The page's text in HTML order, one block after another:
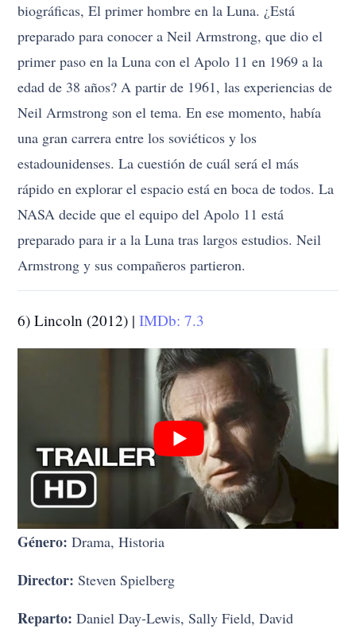
biográficas, El primer hombre en la Luna. ¿Está
preparado para conocer a Neil Armstrong, que dio el
primer paso en la Luna con el Apolo 11 en 1969 a la
edad de 38 años? A partir de 1961, las experiencias de
Neil Armstrong son el tema. En ese momento, había
una gran carrera entre los soviéticos y los
estadounidenses. La cuestión de cuál será el más
rápido en explorar el espacio está en boca de todos. La
NASA decide que el equipo del Apolo 11 está
preparado para ir a la Luna tras largos estudios. Neil
Armstrong y sus compañeros partieron.
6) Lincoln (2012) |IMDb: 7.3
Género:Drama, Historia
Director: Steven Spielberg
Reparto:Daniel Day-Lewis, Sally Field, David